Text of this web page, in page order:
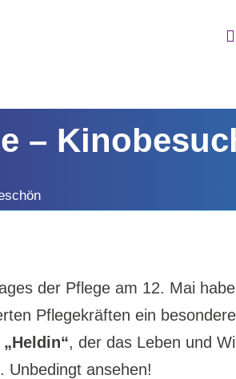
–
der Pflege am 12. Mai
Pflegekräften ein
„Heldin“, der das Leben und
Unbedingt ansehen!